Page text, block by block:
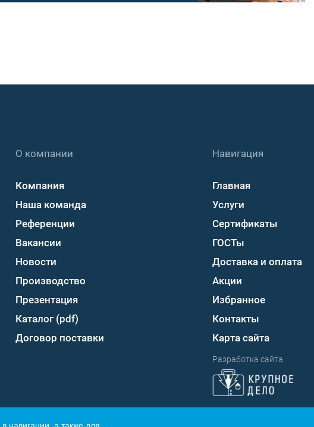
О компании
Компания
Наша команда
Референции
Вакансии
Новости
Производство
Презентация
Каталог (pdf)
Договор поставки
Навигация
Главная
Услуги
Сертификаты
ГОСТы
Доставка и оплата
Акции
Избранное
Контакты
Карта сайта
Разработка сайта
навигации, а также для